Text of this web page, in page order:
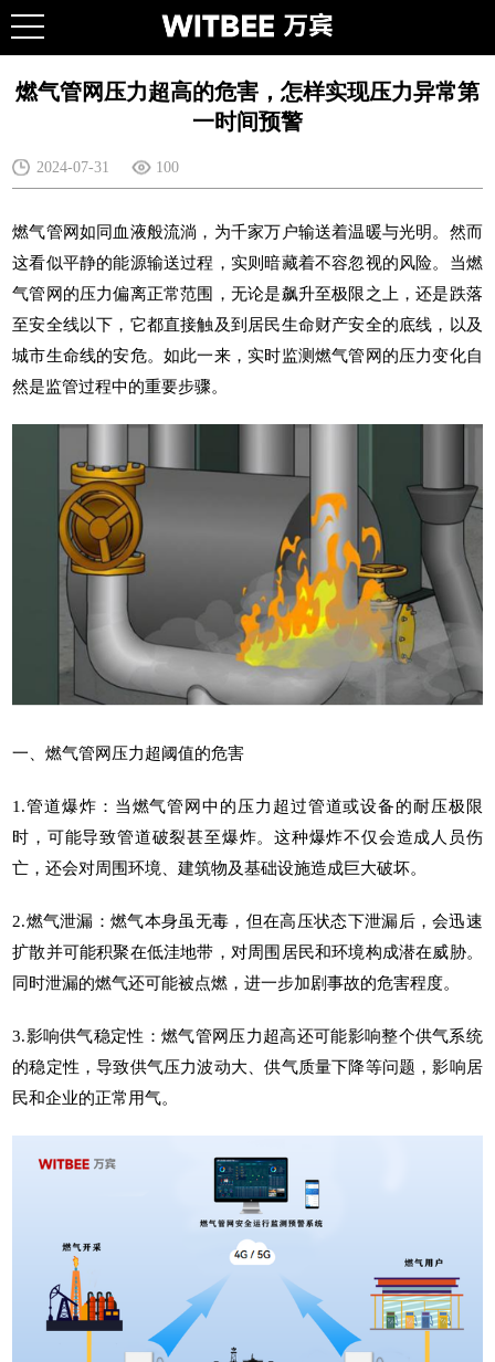
燃气管网压力超高的危害，怎样实现压力异常第
一时间预警
2024-07-31 100
燃气管网如同血液般流淌，为千家万户输送着温暖与光明。然而
这看似平静的能源输送过程，实则暗藏着不容忽视的风险。当燃
气管网的压力偏离正常范围，无论是飙升至极限之上，还是跌落
至安全线以下，它都直接触及到居民生命财产安全的底线，以及
城市生命线的安危。如此一来，实时监测燃气管网的压力变化自
然是监管过程中的重要步骤。
一、燃气管网压力超阈值的危害
1.管道爆炸：当燃气管网中的压力超过管道或设备的耐压极限
时，可能导致管道破裂甚至爆炸。这种爆炸不仅会造成人员伤
亡，还会对周围环境、建筑物及基础设施造成巨大破坏。
2.燃气泄漏：燃气本身虽无毒，但在高压状态下泄漏后，会迅速
扩散并可能积聚在低洼地带，对周围居民和环境构成潜在威胁。
同时泄漏的燃气还可能被点燃，进一步加剧事故的危害程度。
3.影响供气稳定性：燃气管网压力超高还可能影响整个供气系统
的稳定性，导致供气压力波动大、供气质量下降等问题，影响居
民和企业的正常用气。